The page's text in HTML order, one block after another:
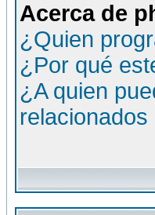
Acerca de
¿Quien
¿Por qué
¿A quien